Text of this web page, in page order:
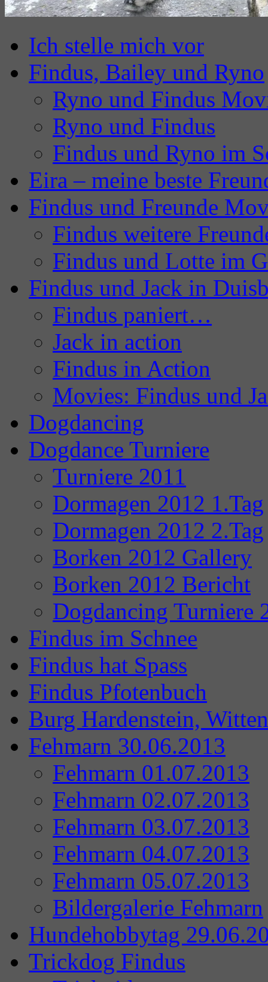
Ich stelle mich vor
Findus, Bailey und Ryno
Ryno und Findus
Ryno und Findus
Findus und Ryno im
Eira – meine beste
Findus und Freunde
Findus weitere
Findus und Lotte im
Findus und Jack in
Findus paniert…
Jack in action
Findus in Action
Movies: Findus und
Dogdancing
Dogdance Turniere
Turniere 2011
Dormagen 2012 1.Tag
Dormagen 2012 2.Tag
Borken 2012 Gallery
Borken 2012 Bericht
Dogdancing Turniere
Findus im Schnee
Findus hat Spass
Findus Pfotenbuch
Burg Hardenstein,
Fehmarn 30.06.2013
Fehmarn 01.07.2013
Fehmarn 02.07.2013
Fehmarn 03.07.2013
Fehmarn 04.07.2013
Fehmarn 05.07.2013
Bildergalerie Fehmarn
Hundehobbytag
Trickdog Findus